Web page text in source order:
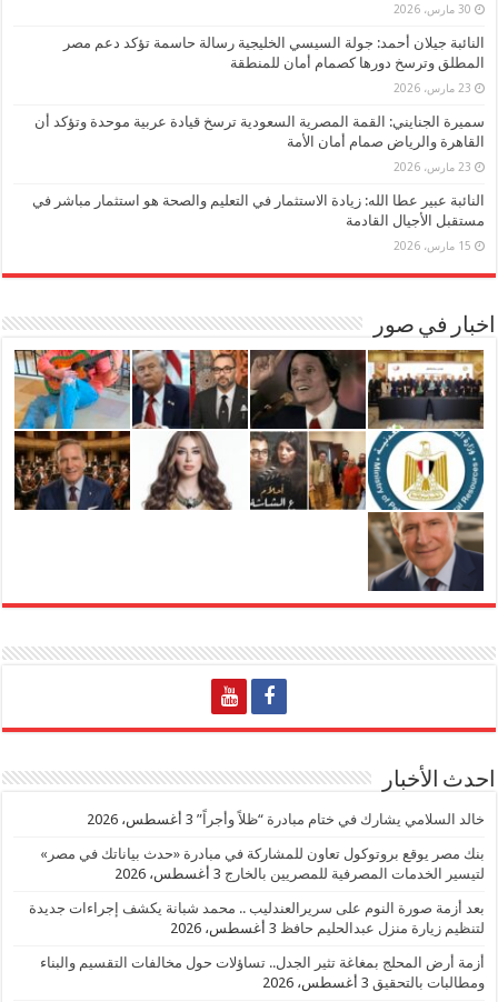
30 مارس، 2026
النائبة جيلان أحمد: جولة السيسي الخليجية رسالة حاسمة تؤكد دعم مصر
المطلق وترسخ دورها كصمام أمان للمنطقة
23 مارس، 2026
سميرة الجنايني: القمة المصرية السعودية ترسخ قيادة عربية موحدة وتؤكد أن
القاهرة والرياض صمام أمان الأمة
23 مارس، 2026
النائبة عبير عطا الله: زيادة الاستثمار في التعليم والصحة هو استثمار مباشر في
مستقبل الأجيال القادمة
15 مارس، 2026
اخبار في صور
احدث الأخبار
خالد السلامي يشارك في ختام مبادرة “ظلاً وأجراً” 3 أغسطس، 2026
بنك مصر يوقع بروتوكول تعاون للمشاركة في مبادرة «حدث بياناتك في مصر»
لتيسير الخدمات المصرفية للمصريين بالخارج 3 أغسطس، 2026
بعد أزمة صورة النوم على سريرالعندليب .. محمد شبانة يكشف إجراءات جديدة
لتنظيم زيارة منزل عبدالحليم حافظ 3 أغسطس، 2026
أزمة أرض المحلج بمغاغة تثير الجدل.. تساؤلات حول مخالفات التقسيم والبناء
ومطالبات بالتحقيق 3 أغسطس، 2026